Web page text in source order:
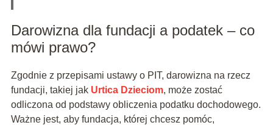
Darowizna dla fundacji a podatek – co
mówi prawo?
Zgodnie z przepisami ustawy o PIT, darowizna na rzecz
fundacji, takiej jakUrtica Dzieciom, może zostać
odliczona od podstawy obliczenia podatku dochodowego.
Ważne jest, aby fundacja, której chcesz pomóc,